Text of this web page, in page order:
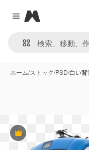
Close menu
Magnific
ホーム/ストック/PSD/白い
Premium